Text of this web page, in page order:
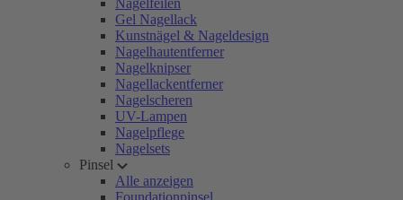
Nagelfeilen
Gel Nagellack
Kunstnägel & Nageldesign
Nagelhautentferner
Nagelknipser
Nagellackentferner
Nagelscheren
UV-Lampen
Nagelpflege
Nagelsets
Pinsel
Alle anzeigen
Foundationpinsel